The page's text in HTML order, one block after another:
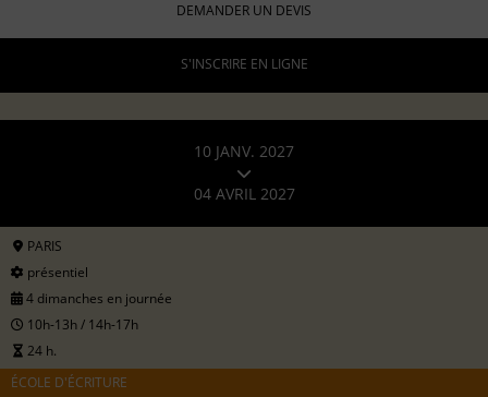
DEMANDER UN DEVIS
S'INSCRIRE EN LIGNE
10 JANV. 2027
04 AVRIL 2027
PARIS
présentiel
4 dimanches en journée
10h-13h / 14h-17h
24 h.
ÉCOLE D'ÉCRITURE